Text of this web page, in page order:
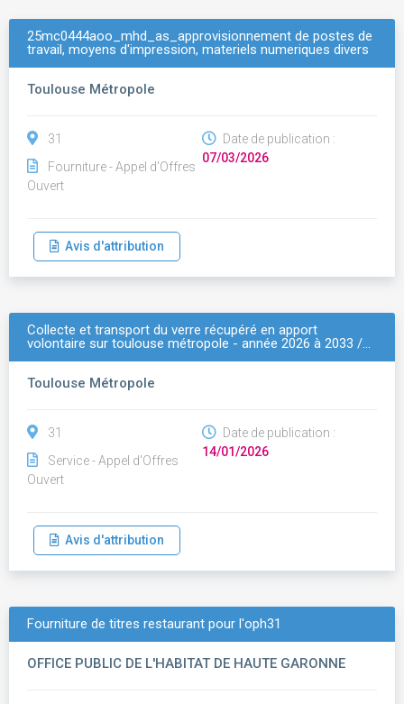
25mc0444aoo_mhd_as_approvisionnement de postes de
travail, moyens d'impression, materiels numeriques divers
Toulouse Métropole
31
Fourniture - Appel d'Offres
Ouvert
Date de publication :
07/03/2026
Avis d'attribution
Collecte et transport du verre récupéré en apport
volontaire sur toulouse métropole - année 2026 à 2033 /…
Toulouse Métropole
31
Service - Appel d'Offres
Ouvert
Date de publication :
14/01/2026
Avis d'attribution
Fourniture de titres restaurant pour l'oph31
OFFICE PUBLIC DE L'HABITAT DE HAUTE GARONNE